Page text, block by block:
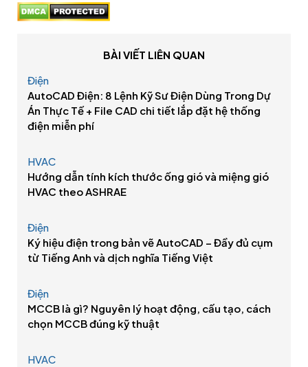
BÀI VIẾT LIÊN QUAN
Điện
AutoCAD Điện: 8 Lệnh Kỹ Sư Điện Dùng Trong Dự
Án Thực Tế + File CAD chi tiết lắp đặt hệ thống
điện miễn phí
HVAC
Hướng dẫn tính kích thước ống gió và miệng gió
HVAC theo ASHRAE
Điện
Ký hiệu điện trong bản vẽ AutoCAD – Đầy đủ cụm
từ Tiếng Anh và dịch nghĩa Tiếng Việt
Điện
MCCB là gì? Nguyên lý hoạt động, cấu tạo, cách
chọn MCCB đúng kỹ thuật
HVAC